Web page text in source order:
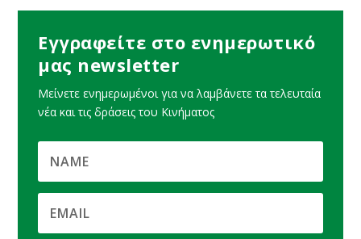
Εγγραφείτε στο ενημερωτικό
μας newsletter
Μείνετε ενημερωμένοι για να λαμβάνετε τα τελευταία
νέα και τις δράσεις του Κινήματος